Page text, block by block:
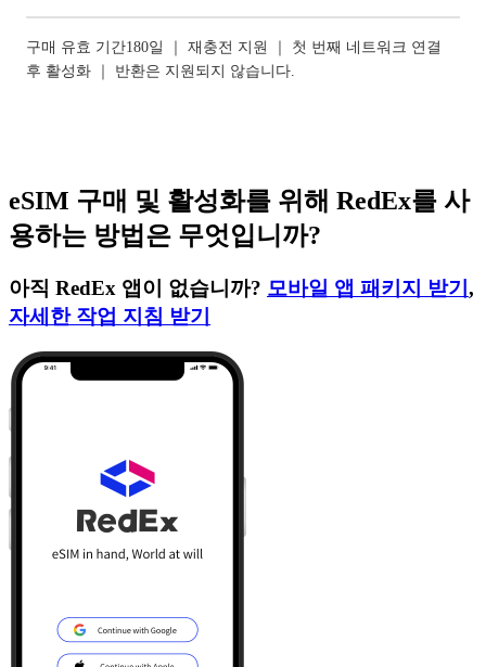
구매 유효 기간180일 ｜ 재충전 지원 ｜ 첫 번째 네트워크 연결
후 활성화 ｜ 반환은 지원되지 않습니다.
eSIM 구매 및 활성화를 위해 RedEx를 사
용하는 방법은 무엇입니까?
아직 RedEx 앱이 없습니까? 모바일 앱 패키지 받기 ,
자세한 작업 지침 받기